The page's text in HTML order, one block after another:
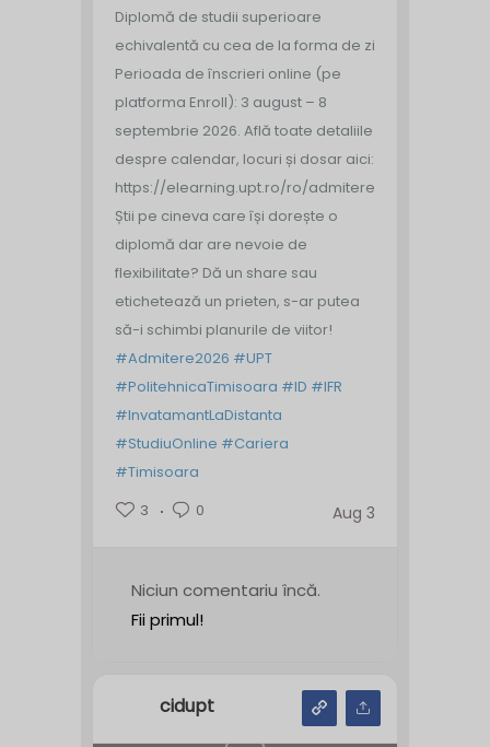
Diplomă de studii superioare
echivalentă cu cea de la forma de zi
Perioada de înscrieri online (pe
platforma Enroll): 3 august – 8
septembrie 2026. Află toate detaliile
despre calendar, locuri și dosar aici:
https://elearning.upt.ro/ro/admitere/
Știi pe cineva care își dorește o
diplomă dar are nevoie de
flexibilitate? Dă un share sau
etichetează un prieten, s-ar putea
să-i schimbi planurile de viitor!
#Admitere2026 #UPT
#PolitehnicaTimisoara #ID #IFR
#InvatamantLaDistanta
#StudiuOnline #Cariera
#Timisoara
3
0 Aug 3
Niciun comentariu încă.
Fii primul!
cidupt